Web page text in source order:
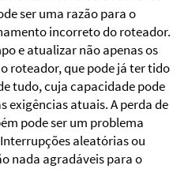
ser uma razão para o
incorreto do roteador.
e atualizar não apenas os
roteador, que pode já ter tido
tudo, cuja capacidade pode
exigências atuais. A perda de
pode ser um problema
aleatórias ou
nada agradáveis para o